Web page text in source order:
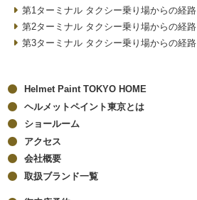
第1ターミナル タクシー乗り場からの経路
第2ターミナル タクシー乗り場からの経路
第3ターミナル タクシー乗り場からの経路
Helmet Paint TOKYO HOME
ヘルメットペイント東京とは
ショールーム
アクセス
会社概要
取扱ブランド一覧